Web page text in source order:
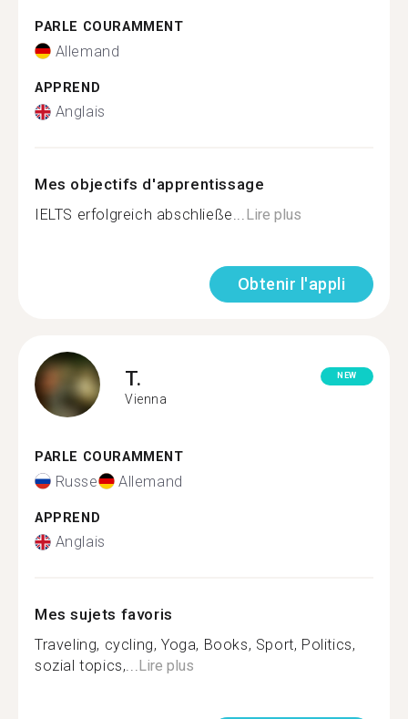
PARLE COURAMMENT
Allemand
APPREND
Anglais
Mes objectifs d'apprentissage
IELTS erfolgreich abschließe...Lire plus
Obtenir l'appli
T.
Vienna
NEW
PARLE COURAMMENT
Russe Allemand
APPREND
Anglais
Mes sujets favoris
Traveling, cycling, Yoga, Books, Sport, Politics,
sozial topics,...Lire plus